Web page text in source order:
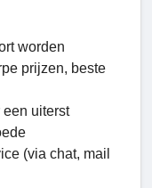
worden
prijzen, beste
een uiterst
(via chat, mail